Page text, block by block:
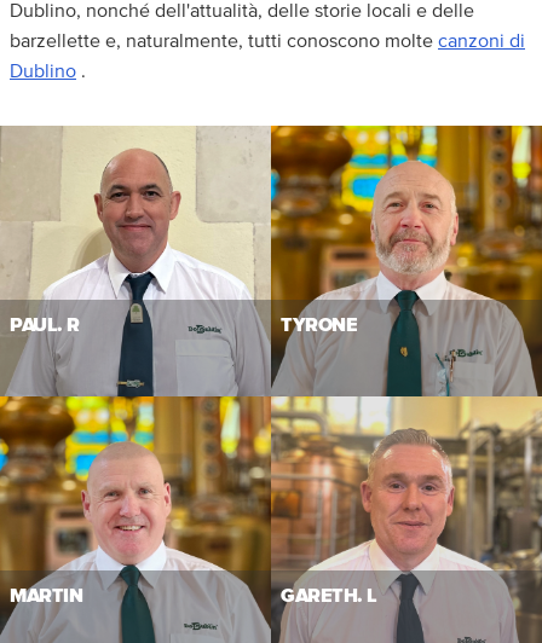
Dublino, nonché dell'attualità, delle storie locali e delle
barzellette e, naturalmente, tutti conoscono molte canzoni di
Dublino .
PAUL. R TYRONE
MARTIN GARETH. L